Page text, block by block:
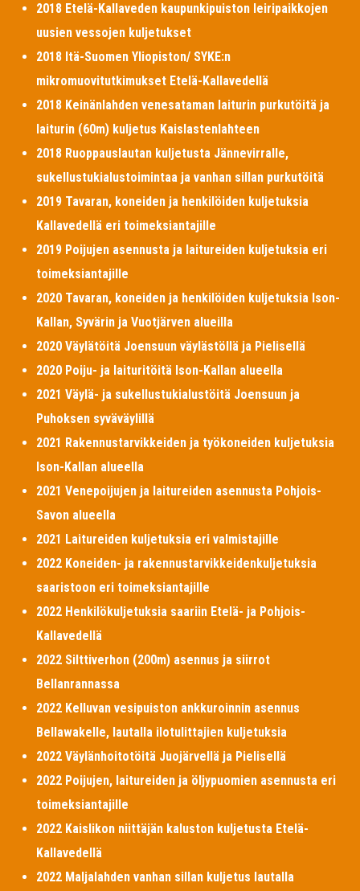
2018 Etelä-Kallaveden kaupunkipuiston leiripaikkojen
uusien vessojen kuljetukset
2018 Itä-Suomen Yliopiston/ SYKE:n
mikromuovitutkimukset Etelä-Kallavedellä
2018 Keinänlahden venesataman laiturin purkutöitä ja
laiturin (60m) kuljetus Kaislastenlahteen
2018 Ruoppauslautan kuljetusta Jännevirralle,
sukellustukialustoimintaa ja vanhan sillan purkutöitä
2019 Tavaran, koneiden ja henkilöiden kuljetuksia
Kallavedellä eri toimeksiantajille
2019 Poijujen asennusta ja laitureiden kuljetuksia eri
toimeksiantajille
2020 Tavaran, koneiden ja henkilöiden kuljetuksia Ison-
Kallan, Syvärin ja Vuotjärven alueilla
2020 Väylätöitä Joensuun väylästöllä ja Pielisellä
2020 Poiju- ja laituritöitä Ison-Kallan alueella
2021 Väylä- ja sukellustukialustöitä Joensuun ja
Puhoksen syväväylillä
2021 Rakennustarvikkeiden ja työkoneiden kuljetuksia
Ison-Kallan alueella
2021 Venepoijujen ja laitureiden asennusta Pohjois-
Savon alueella
2021 Laitureiden kuljetuksia eri valmistajille
2022 Koneiden- ja rakennustarvikkeidenkuljetuksia
saaristoon eri toimeksiantajille
2022 Henkilökuljetuksia saariin Etelä- ja Pohjois-
Kallavedellä
2022 Silttiverhon (200m) asennus ja siirrot
Bellanrannassa
2022 Kelluvan vesipuiston ankkuroinnin asennus
Bellawakelle, lautalla ilotulittajien kuljetuksia
2022 Väylänhoitotöitä Juojärvellä ja Pielisellä
2022 Poijujen, laitureiden ja öljypuomien asennusta eri
toimeksiantajille
2022 Kaislikon niittäjän kaluston kuljetusta Etelä-
Kallavedellä
2022 Maljalahden vanhan sillan kuljetus lautalla